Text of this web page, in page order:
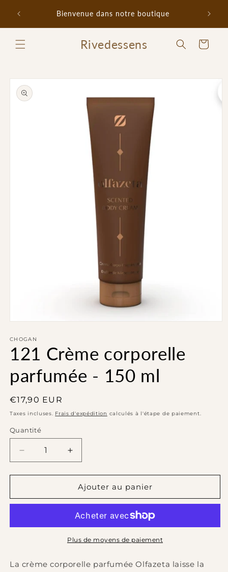
passer
contenu
Bienvenue dans notre boutique
Rivedessens Panier
Passer aux
informations
produits
média
1
dans
une
modale
CHOGAN
121 Crème corporelle
parfumée - 150 ml
Prix
habituel
€17,90 EUR
Taxes incluses. Frais d'expédition calculés à l'étape de paiement.
Quantité
Réduire
la
quantité
121
parfumée
ml
Augmenter
la
quantité
de
121
corporelle
parfumée
-
ml
Ajouter au panier
Plus de moyens de paiement
La crème corporelle parfumée Olfazeta laisse la